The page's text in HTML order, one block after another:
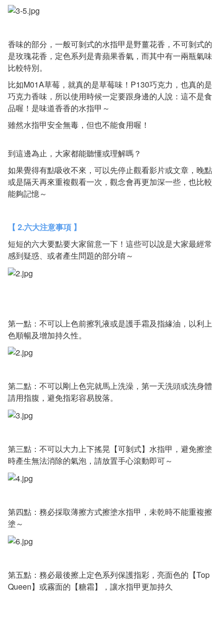
香味的部分，一般可剝式的水指甲是野薑花香，不可剝式的
是玫瑰花香，定色系列是青蘋果香氣，而其中有一兩瓶氣味
比較特別。
比如M01A草莓，就真的是草莓味！P130巧克力，也真的是
巧克力香味，所以使用時候一定要跟身邊的人說：這不是食
品喔！是味道香香的水指甲～
雖然水指甲安全無毒，但也不能食用喔！
到這邊為止，大家都能聽懂或理解嗎？
如果覺得有點吸收不來，可以先停止觀看影片或文章，晚點
或是隔天再來重複觀看一次，觀念會再更加深一些，也比較
能夠記憶～
【 2.六大注意事項 】
短短的六大要點要大家留意一下！這些可以說是大家最經常
感到疑惑、或者產生問題的部分唷～
第一點：不可以上色前擦乳液或是護手霜及指緣油，以利上
色順暢及增加持久性。
第二點：不可以剛上色完就馬上洗澡，第一天洗頭或洗身體
請用指腹，避免指彩容易脫落。
第三點：不可以大力上下搖晃【可剝式】水指甲，避免擦塗
時產生無法消除的氣泡，請放置手心滾動即可～
第四點：務必採取薄擦方式擦塗水指甲，未乾時不能重複擦
塗～
第五點：務必最後擦上定色系列保護指彩，亮面色的【Top
Queen】或霧面的【糖霜】，讓水指甲更加持久